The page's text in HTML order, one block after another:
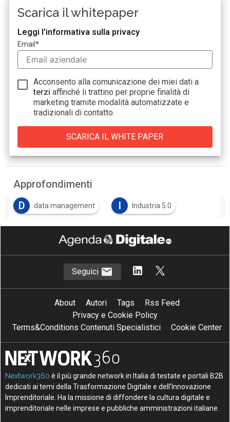
Scarica il whitepaper
Leggi l'informativa sulla privacy
Email*
Acconsento alla comunicazione dei miei dati a
terzi affinché li trattino per proprie finalità di
marketing tramite modalità automatizzate e
tradizionali di contatto.
Approfondimenti
D
data management I Industria 5.0
M machine learning
Modeling Data Analysis
Seguici
About Autori Tags
Rss Feed
Privacy e Cookie Policy
Terms&Conditions Contenuti Specialistici
Cookie Center
Nextwork360 è il più grande network in Italia di testate e portali B2B
dedicati ai temi della Trasformazione Digitale e dell’Innovazione
Imprenditoriale. Ha la missione di diffondere la cultura digitale e
imprenditoriale nelle imprese e pubbliche amministrazioni italiane.